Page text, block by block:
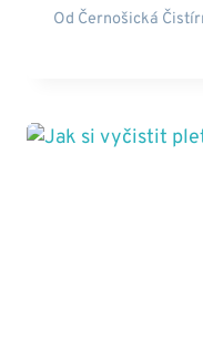
Od Černošická